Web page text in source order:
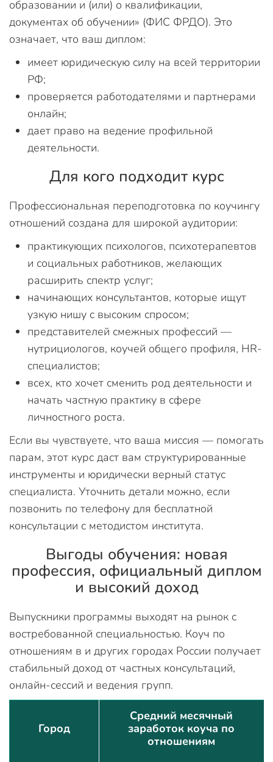
образовании и (или) о квалификации,
документах об обучении» (ФИС ФРДО). Это
означает, что ваш диплом:
имеет юридическую силу на всей территории
РФ;
проверяется работодателями и партнерами
онлайн;
дает право на ведение профильной
деятельности.
Для кого подходит курс
Профессиональная переподготовка по коучингу
отношений создана для широкой аудитории:
практикующих психологов, психотерапевтов
и социальных работников, желающих
расширить спектр услуг;
начинающих консультантов, которые ищут
узкую нишу с высоким спросом;
представителей смежных профессий —
нутрициологов, коучей общего профиля, HR-
специалистов;
всех, кто хочет сменить род деятельности и
начать частную практику в сфере
личностного роста.
Если вы чувствуете, что ваша миссия — помогать
парам, этот курс даст вам структурированные
инструменты и юридически верный статус
специалиста. Уточнить детали можно, если
позвонить по телефону для бесплатной
консультации с методистом института.
Выгоды обучения: новая
профессия, официальный диплом
и высокий доход
Выпускники программы выходят на рынок с
востребованной специальностью. Коуч по
отношениям в и других городах России получает
стабильный доход от частных консультаций,
онлайн-сессий и ведения групп.
Город
Средний месячный
заработок коуча по
отношениям